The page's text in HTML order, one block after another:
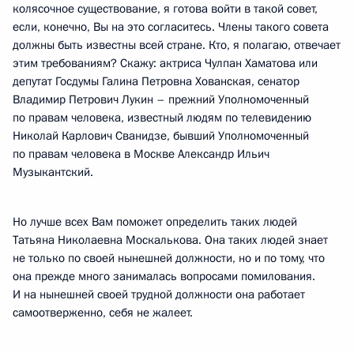
колясочное существование, я готова войти в такой совет,
если, конечно, Вы на это согласитесь. Члены такого совета
должны быть известны всей стране. Кто, я полагаю, отвечает
этим требованиям? Скажу: актриса Чулпан Хаматова или
депутат Госдумы Галина Петровна Хованская, сенатор
Владимир Петрович Лукин – прежний Уполномоченный
по правам человека, известный людям по телевидению
Николай Карлович Сванидзе, бывший Уполномоченный
по правам человека в Москве Александр Ильич
Музыкантский.
Но лучше всех Вам поможет определить таких людей
Татьяна Николаевна Москалькова. Она таких людей знает
не только по своей нынешней должности, но и по тому, что
она прежде много занималась вопросами помилования.
И на нынешней своей трудной должности она работает
самоотверженно, себя не жалеет.